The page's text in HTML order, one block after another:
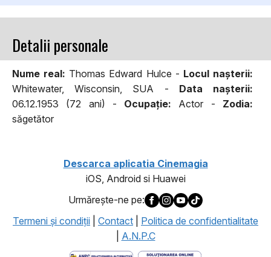
Detalii personale
Nume real: Thomas Edward Hulce - Locul naşterii:
Whitewater, Wisconsin, SUA - Data naşterii:
06.12.1953 (72 ani) - Ocupaţie: Actor - Zodia:
săgetător
Descarca aplicatia Cinemagia
iOS, Android si Huawei
Urmăreşte-ne pe:
Termeni şi condiţii
Contact
Politica de confidentialitate
A.N.P.C